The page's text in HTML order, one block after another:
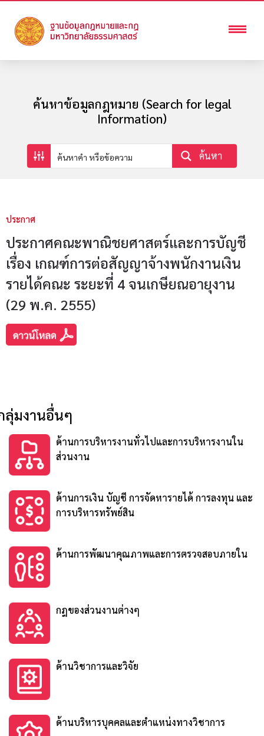
ค้นหาข้อมูลกฎหมาย (Search for legal
Information)
ค้นหา
ประกาศ
ประกาศคณะพาณิชยศาสตร์และการบัญชี
เรื่อง เกณฑ์การต่อสัญญาจ้างพนักงานเงิน
รายได้คณะ ระยะที่ 4 จนเกษียณอายุงาน
(29 พ.ค. 2555)
ลุ่มงานอื่นๆ
ด้านการบริหารงานทั่วไปและการบริหารงานใน
ส่วนงาน
ด้านการเงิน บัญชี การจัดหารายได้ การลงทุน และ
การบริหารทรัพย์สิน
ด้านการพัฒนาคุณภาพและการตรวจสอบภายใน
กฎของส่วนงานต่างๆ
ด้านวิชาการและวิจัย
ด้านบริหารบุคคลและตำแหน่งทางวิชาการ